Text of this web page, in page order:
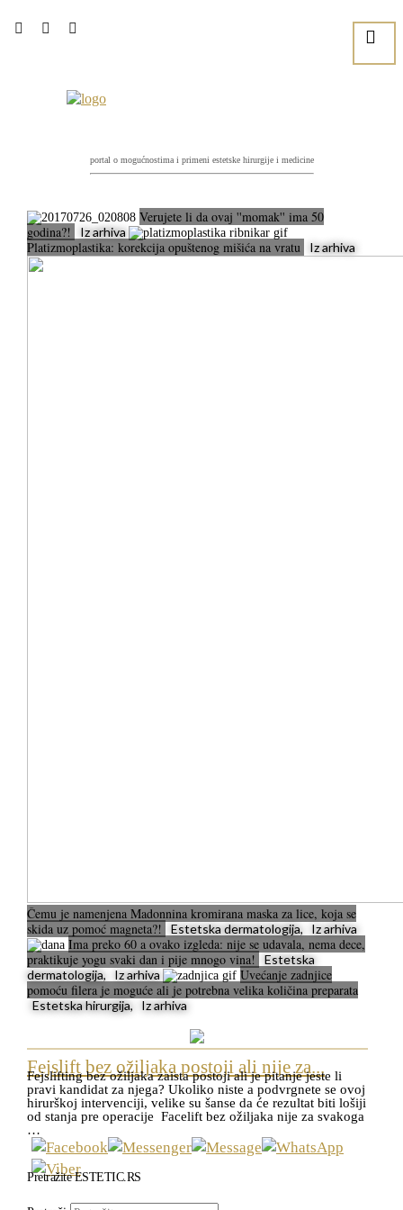
portal o mogućnostima i primeni estetske hirurgije i medicine
Verujete li da ovaj ''momak'' ima 50
godina?!
Iz arhiva
Platizmoplastika: korekcija opuštenog mišića na vratu Iz arhiva
Čemu je namenjena Madonnina kromirana maska za lice, koja se
skida uz pomoć magneta?!
Estetska dermatologija, Iz arhiva
Ima preko 60 a ovako izgleda: nije se udavala, nema dece,
praktikuje yogu svaki dan i pije mnogo vina!
Estetska
dermatologija, Iz arhiva
Uvećanje zadnjice
pomoću filera je moguće ali je potrebna velika količina preparata
Estetska hirurgija, Iz arhiva
Fejslift bez ožiljaka postoji ali nije za...
Fejslifting bez ožiljaka zaista postoji ali je pitanje jeste li
pravi kandidat za njega? Ukoliko niste a podvrgnete se ovoj
hirurškoj intervenciji, velike su šanse da će rezultat biti lošiji
od stanja pre operacije Facelift bez ožiljaka nije za svakoga
…
Pretražite ESTETIC.RS